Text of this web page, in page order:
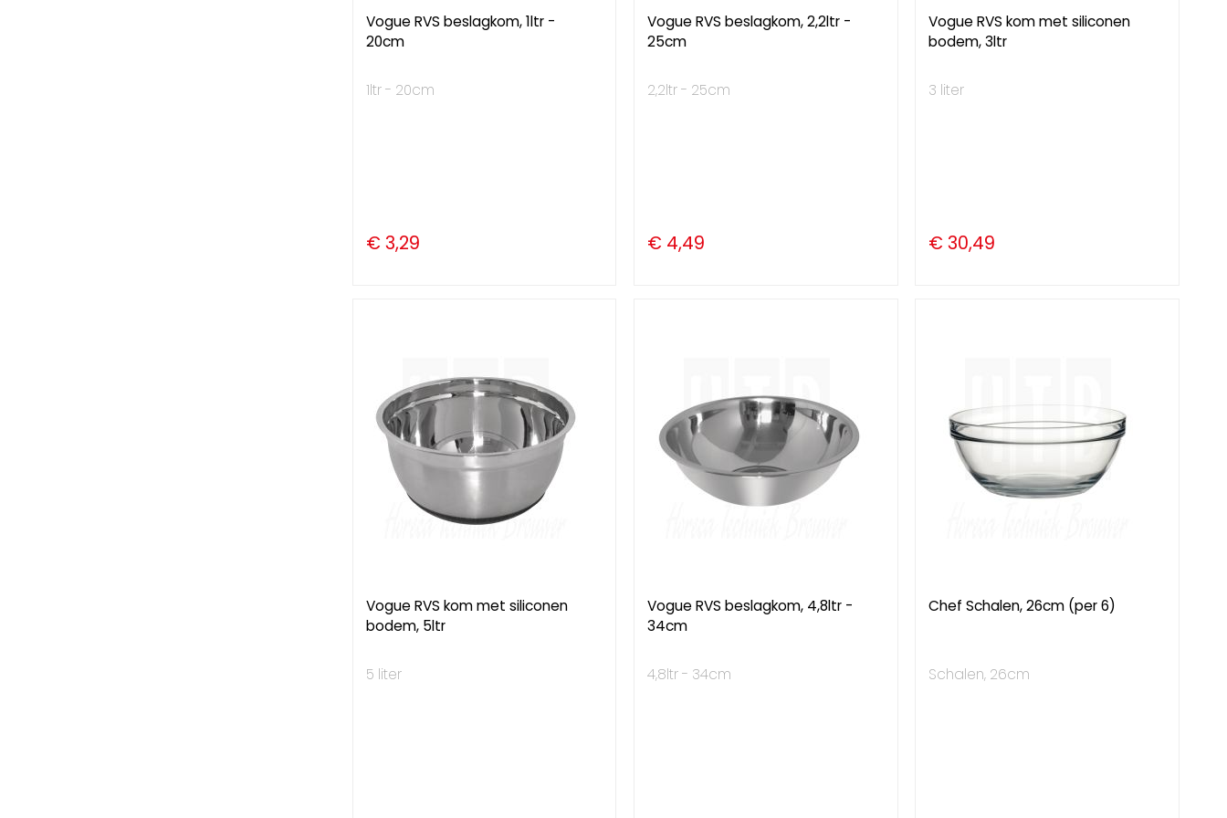
Vogue RVS beslagkom, 1ltr -
20cm
1ltr - 20cm
€ 3,29
Vogue RVS beslagkom, 2,2ltr -
25cm
2,2ltr - 25cm
€ 4,49
Vogue RVS kom met siliconen
bodem, 3ltr
3 liter
€ 30,49
Vogue RVS kom met siliconen
bodem, 5ltr
5 liter
Vogue RVS beslagkom, 4,8ltr -
34cm
4,8ltr - 34cm
Chef Schalen, 26cm (per 6)
Schalen, 26cm